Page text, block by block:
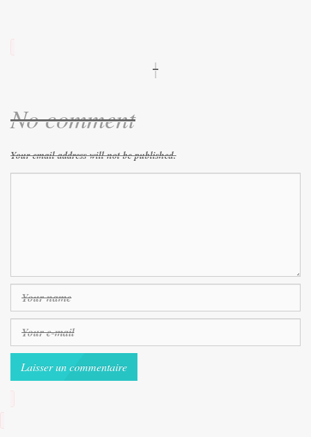
|
No comment
Your email address will not be published.